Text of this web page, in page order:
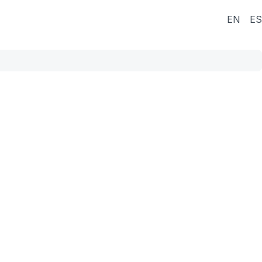
EN ES